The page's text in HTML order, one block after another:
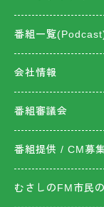
番組一覧
会社情報
番組審議会
番組提供 / CM募
むさしのFM市民